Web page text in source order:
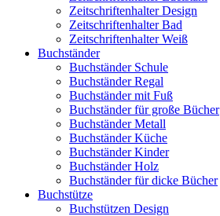
Zeitschriftenhalter Design
Zeitschriftenhalter Bad
Zeitschriftenhalter Weiß
Buchständer
Buchständer Schule
Buchständer Regal
Buchständer mit Fuß
Buchständer für große Bücher
Buchständer Metall
Buchständer Küche
Buchständer Kinder
Buchständer Holz
Buchständer für dicke Bücher
Buchstütze
Buchstützen Design